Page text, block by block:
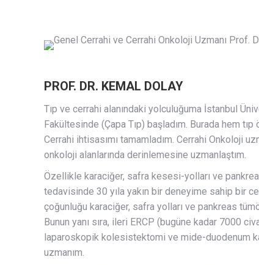
PROF. DR. KEMAL DOLAY
Tıp ve cerrahi alanındaki yolculuğuma İstanbul
Fakültesinde (Çapa Tıp) başladım. Burada hem
Cerrahi ihtisasımı tamamladım. Cerrahi Onkoloji
onkoloji alanlarında derinlemesine uzmanlaştım.
Özellikle karaciğer, safra kesesi-yolları ve
tedavisinde 30 yıla yakın bir deneyime sahip bir
çoğunluğu karaciğer, safra yolları ve pankreas
Bunun yanı sıra, ileri ERCP (bugüne kadar 7000
laparoskopik kolesistektomi ve mide-duodenum
uzmanım.